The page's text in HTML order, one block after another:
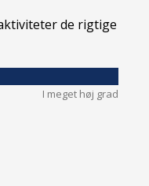
de rigtige
I meget høj grad